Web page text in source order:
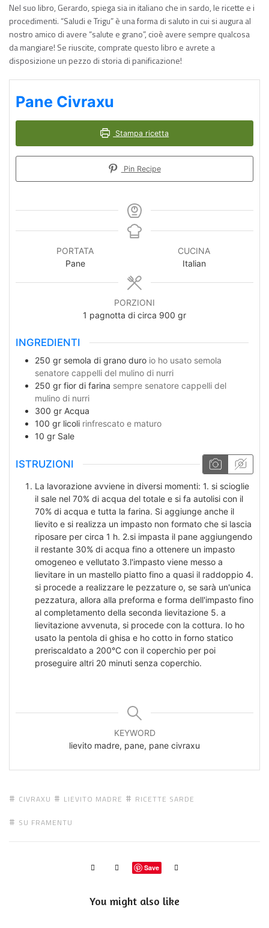
Nel suo libro, Gerardo, spiega sia in italiano che in sardo, le ricette e i
procedimenti. “Saludi e Trigu” è una forma di saluto in cui si augura al
nostro amico di avere “salute e grano”, cioè avere sempre qualcosa
da mangiare! Se riuscite, comprate questo libro e avrete a
disposizione un pezzo di storia di panificazione!
Pane Civraxu
Stampa ricetta
Pin Recipe
PORTATA
Pane
CUCINA
Italian
PORZIONI
1 pagnotta di circa 900 gr
INGREDIENTI
250 gr semola di grano duro io ho usato semola
senatore cappelli del mulino di nurri
250 gr fior di farina sempre senatore cappelli del
mulino di nurri
300 gr Acqua
100 gr licoli rinfrescato e maturo
10 gr Sale
ISTRUZIONI
La lavorazione avviene in diversi momenti: 1. si scioglie
il sale nel 70% di acqua del totale e si fa autolisi con il
70% di acqua e tutta la farina. Si aggiunge anche il
lievito e si realizza un impasto non formato che si lascia
riposare per circa 1 h. 2.si impasta il pane aggiungendo
il restante 30% di acqua fino a ottenere un impasto
omogeneo e vellutato 3.l'impasto viene messo a
lievitare in un mastello piatto fino a quasi il raddoppio 4.
si procede a realizzare le pezzature o, se sarà un'unica
pezzatura, allora alla preforma e forma dell'impasto fino
al completamento della seconda lievitazione 5. a
lievitazione avvenuta, si procede con la cottura. Io ho
usato la pentola di ghisa e ho cotto in forno statico
preriscaldato a 200°C con il coperchio per poi
proseguire altri 20 minuti senza coperchio.
KEYWORD
lievito madre, pane, pane civraxu
CIVRAXU LIEVITO MADRE RICETTE SARDE
SU FRAMENTU
Save
You might also like